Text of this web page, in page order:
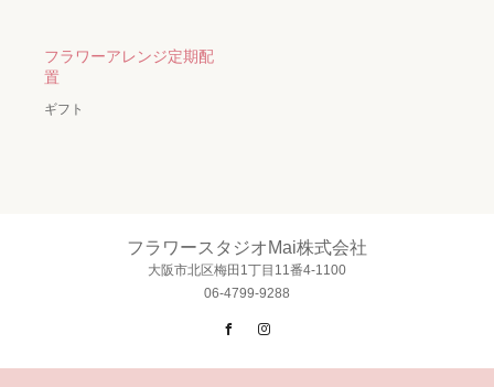
フラワーアレンジ定期配
置
ギフト
フラワースタジオMai株式会社
大阪市北区梅田1丁目11番4-1100
06-4799-9288
Facebook